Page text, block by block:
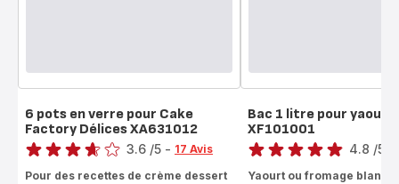
6 pots en verre pour Cake
Factory Délices XA631012
Note
3.6 /5 - 17 Avis
Pour des recettes de crème dessert
Bac 1 litre pour yaourt
XF101001
Note
4.8 /5
Yaourt ou fromage blanc,